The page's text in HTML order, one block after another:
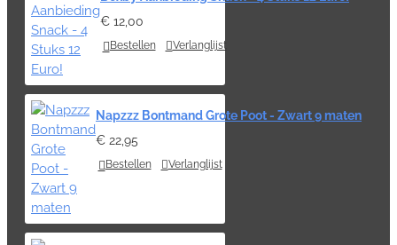
€ 12,00
Bestellen Verlanglijst
Napzzz Bontmand Grote Poot - Zwart 9 maten
€ 22,95
Bestellen Verlanglijst